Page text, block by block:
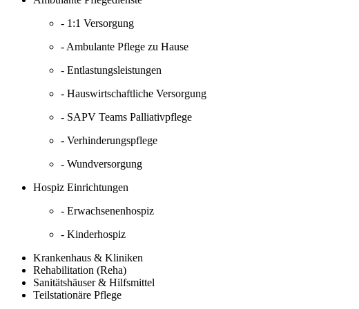
- 1:1 Versorgung
- Ambulante Pflege zu Hause
- Entlastungsleistungen
- Hauswirtschaftliche Versorgung
- SAPV Teams Palliativpflege
- Verhinderungspflege
- Wundversorgung
Hospiz Einrichtungen
- Erwachsenenhospiz
- Kinderhospiz
Krankenhaus & Kliniken
Rehabilitation (Reha)
Sanitätshäuser & Hilfsmittel
Teilstationäre Pflege